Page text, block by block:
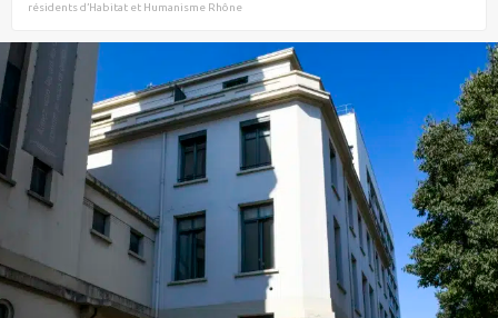
résidents d’Habitat et Humanisme Rhône